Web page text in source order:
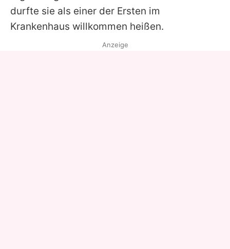
durfte sie als einer der Ersten im
Krankenhaus willkommen heißen.
Anzeige